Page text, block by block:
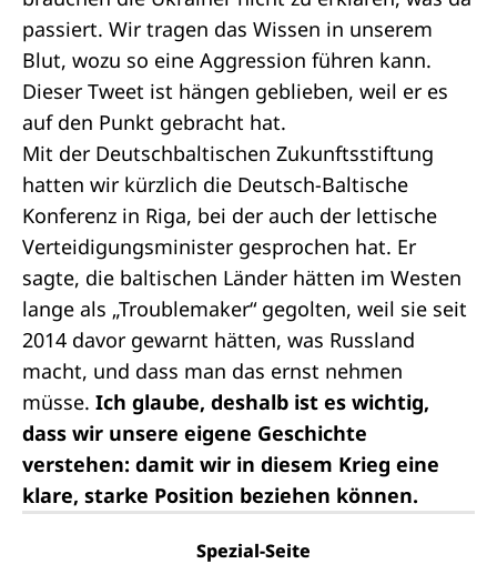
passiert. Wir tragen das Wissen in unserem
Blut, wozu so eine Aggression führen kann.
Dieser Tweet ist hängen geblieben, weil er es
auf den Punkt gebracht hat.
Mit der Deutschbaltischen Zukunftsstiftung
hatten wir kürzlich die Deutsch-Baltische
Konferenz in Riga, bei der auch der lettische
Verteidigungsminister gesprochen hat. Er
sagte, die baltischen Länder hätten im Westen
lange als „Troublemaker“ gegolten, weil sie seit
2014 davor gewarnt hätten, was Russland
macht, und dass man das ernst nehmen
müsse. Ich glaube, deshalb ist es wichtig,
dass wir unsere eigene Geschichte
verstehen: damit wir in diesem Krieg eine
klare, starke Position beziehen können.
Spezial-Seite